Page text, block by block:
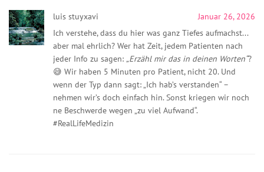
luis stuyxavi
Januar 26, 2026
Ich verstehe, dass du hier was ganz Tiefes aufmachst...
aber mal ehrlich? Wer hat Zeit, jedem Patienten nach
jeder Info zu sagen: „Erzähl mir das in deinen Worten“?
😅 Wir haben 5 Minuten pro Patient, nicht 20. Und
wenn der Typ dann sagt: „Ich hab’s verstanden“ –
nehmen wir’s doch einfach hin. Sonst kriegen wir noch
ne Beschwerde wegen „zu viel Aufwand“.
#RealLifeMedizin